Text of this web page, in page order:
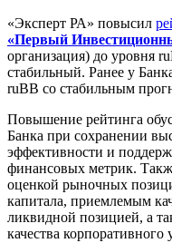
«Эксперт РА» повысил
«Первый
организация) до уровня
стабильный. Ранее у
ruBB со стабильным
Повышение рейтинга
Банка при сохранении
эффективности и
финансовых метрик.
оценкой рыночных
капитала, приемлемым
ликвидной позицией, а
качества корпоративного